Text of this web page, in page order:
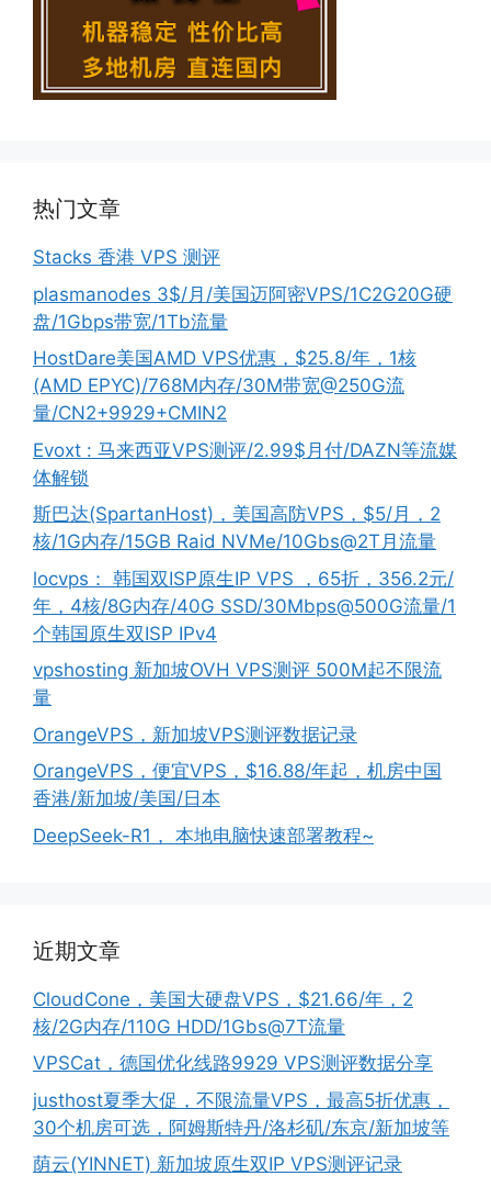
热门文章
Stacks 香港 VPS 测评
plasmanodes 3$/月/美国迈阿密VPS/1C2G20G硬
盘/1Gbps带宽/1Tb流量
HostDare美国AMD VPS优惠，$25.8/年，1核
(AMD EPYC)/768M内存/30M带宽@250G流
量/CN2+9929+CMIN2
Evoxt : 马来西亚VPS测评/2.99$月付/DAZN等流媒
体解锁
斯巴达(SpartanHost)，美国高防VPS，$5/月，2
核/1G内存/15GB Raid NVMe/10Gbs@2T月流量
locvps： 韩国双ISP原生IP VPS ，65折，356.2元/
年，4核/8G内存/40G SSD/30Mbps@500G流量/1
个韩国原生双ISP IPv4
vpshosting 新加坡OVH VPS测评 500M起不限流
量
OrangeVPS，新加坡VPS测评数据记录
OrangeVPS，便宜VPS，$16.88/年起，机房中国
香港/新加坡/美国/日本
DeepSeek-R1， 本地电脑快速部署教程~
近期文章
CloudCone，美国大硬盘VPS，$21.66/年，2
核/2G内存/110G HDD/1Gbs@7T流量
VPSCat，德国优化线路9929 VPS测评数据分享
justhost夏季大促，不限流量VPS，最高5折优惠，
30个机房可选，阿姆斯特丹/洛杉矶/东京/新加坡等
荫云(YINNET) 新加坡原生双IP VPS测评记录